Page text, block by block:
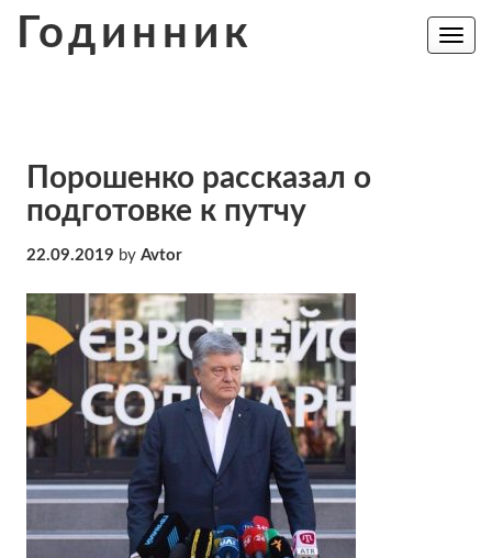
Годинник
Toggle
Порошенко рассказал о
подготовке к путчу
22.09.2019 by Avtor